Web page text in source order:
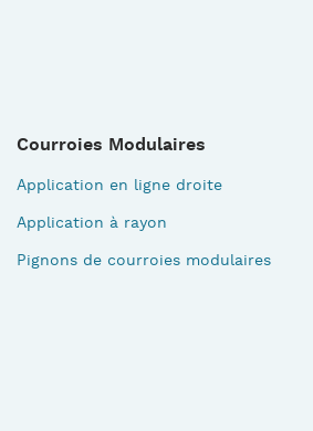
Courroies Modulaires
Application en ligne droite
Application à rayon
Pignons de courroies modulaires